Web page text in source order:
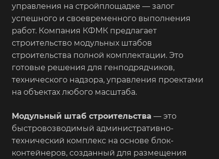
управления на стройплощадке — залог
успешного и своевременного выполнения
работ. Компания КФМК предлагает
строительство модульных штабов
строительства полной комплектации. Это
готовые решения для генподрядчиков,
технического надзора, управления проектами
на объектах любого масштаба.
Модульный штаб строительства — это
быстровозводимый административно-
технический комплекс на основе блок-
контейнеров, созданный для размещения